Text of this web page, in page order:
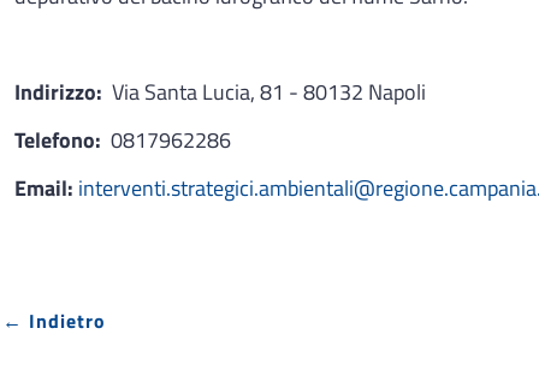
Indirizzo: Via Santa Lucia, 81 - 80132 Napoli
Telefono: 0817962286
Email:
← Indietro